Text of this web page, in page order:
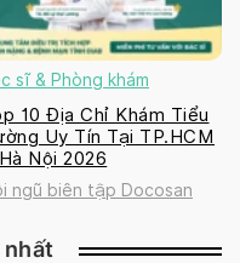
sĩ & Phòng khám
10 Địa Chỉ Khám Tiểu
Uy Tín Tại TP.HCM
Nội 2026
ngũ biên tập Docosan